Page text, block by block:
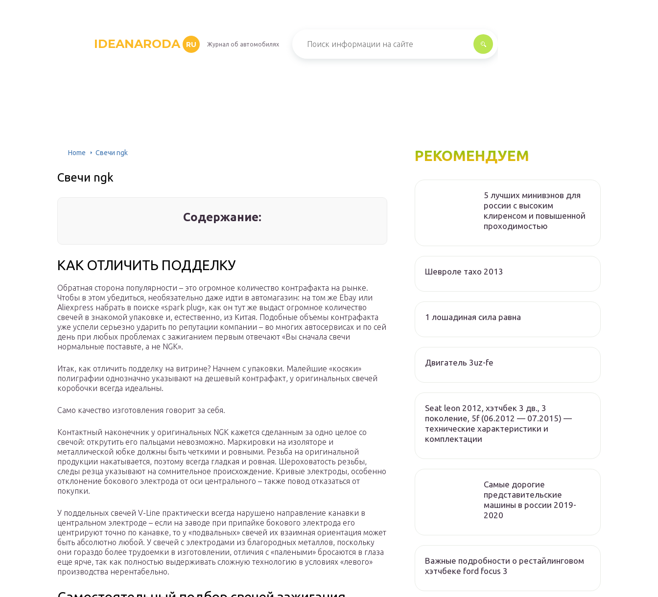
IDEANARODA RU Журнал об автомобилях
Home Свечи ngk
Свечи ngk
Содержание:
КАК ОТЛИЧИТЬ ПОДДЕЛКУ
Обратная сторона популярности – это огромное количество контрафакта на рынке.
Чтобы в этом убедиться, необязательно даже идти в автомагазин: на том же Ebay или
Aliexpress набрать в поиске «spark plug», как он тут же выдаст огромное количество
свечей в знакомой упаковке и, естественно, из Китая. Подобные объемы контрафакта
уже успели серьезно ударить по репутации компании – во многих автосервисах и по сей
день при любых проблемах с зажиганием первым отвечают «Вы сначала свечи
нормальные поставьте, а не NGK».
Итак, как отличить подделку на витрине? Начнем с упаковки. Малейшие «косяки»
полиграфии однозначно указывают на дешевый контрафакт, у оригинальных свечей
коробочки всегда идеальны.
Само качество изготовления говорит за себя.
Контактный наконечник у оригинальных NGK кажется сделанным за одно целое со
свечой: открутить его пальцами невозможно. Маркировки на изоляторе и
металлической юбке должны быть четкими и ровными. Резьба на оригинальной
продукции накатывается, поэтому всегда гладкая и ровная. Шероховатость резьбы,
следы резца указывают на сомнительное происхождение. Кривые электроды, особенно
отклонение бокового электрода от оси центрального – также повод отказаться от
покупки.
У поддельных свечей V-Line практически всегда нарушено направление канавки в
центральном электроде – если на заводе при припайке бокового электрода его
центрируют точно по канавке, то у «подвальных» свечей их взаимная ориентация может
быть абсолютно любой. У свечей с электродами из благородных металлов, поскольку
они гораздо более трудоемки в изготовлении, отличия с «палеными» бросаются в глаза
еще ярче, так как полностью выдерживать сложную технологию в условиях «левого»
производства нерентабельно.
РЕКОМЕНДУЕМ
5 лучших минивэнов для
россии с высоким
клиренсом и повышенной
проходимостью
Шевроле тахо 2013
1 лошадиная сила равна
Двигатель 3uz-fe
Seat leon 2012, хэтчбек 3 дв., 3
поколение, 5f (06.2012 — 07.2015) —
технические характеристики и
комплектации
Cамые дорогие
представительские
машины в россии 2019-
2020
Важные подробности о рестайлинговом
хэтчбеке ford focus 3